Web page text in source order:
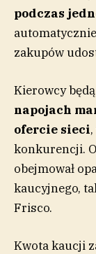
podczas
zakupów
Kierowcy
napojach
ofercie sieci
konkurencji.
obejmował
kaucyjnego,
Frisco.
Kwota kaucji